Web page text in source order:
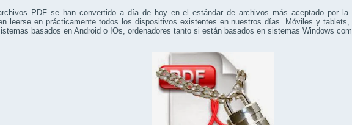
PDF se han convertido a día de hoy en el estándar de archivos más aceptado por la
leerse en prácticamente todos los dispositivos existentes en nuestros días. Móviles y tablets,
basados en Android o IOs, ordenadores tanto si están basados en sistemas Windows